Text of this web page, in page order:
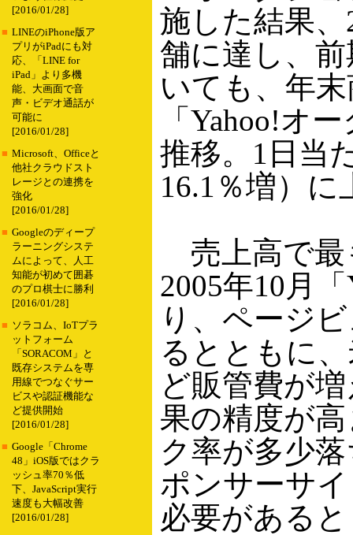
[2016/01/28]
■ LINEのiPhone版ア
プリがiPadにも対
応、「LINE for
iPad」より多機
能、大画面で音
声・ビデオ通話が
可能に
[2016/01/28]
■ Microsoft、Officeと
他社クラウドスト
レージとの連携を
強化
[2016/01/28]
■ Googleのディープ
ラーニングシステ
ムによって、人工
知能が初めて囲碁
のプロ棋士に勝利
[2016/01/28]
■ ソラコム、IoTプラ
ットフォーム
「SORACOM」と
既存システムを専
用線でつなぐサー
ビスや認証機能な
ど提供開始
[2016/01/28]
■ Google「Chrome
48」iOS版ではクラ
ッシュ率70％低
下、JavaScript実行
速度も大幅改善
[2016/01/28]
施した結果、
舗に達し、
いても、年
「Yahoo!オ
推移。1日当
16.1％増）に
売上高で最
2005年10月
り、ページ
るとともに
ど販管費が
果の精度が
ク率が多少
ポンサーサ
必要がある